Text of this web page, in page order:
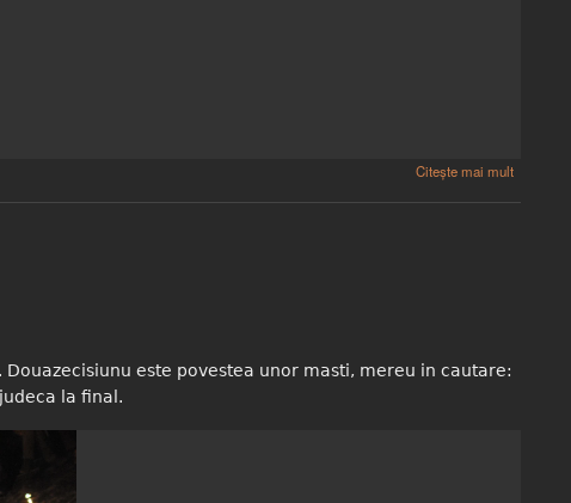
Citește mai mult
este povestea unor masti, mereu in cautare:
la final.